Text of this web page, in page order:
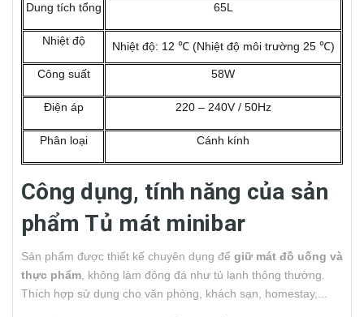
Dung tích tổng 65L
Nhiệt độ Nhiệt độ: 12 ℃ (Nhiệt độ môi trường 25 ℃)
Công suất 58W
Điện áp 220 – 240V / 50Hz
Phân loại Cánh kính
Công dụng, tính năng của sản
phẩm Tủ mát minibar
Sản phẩm được thiết kế chuyên dụng để giữ mát đồ uống và
thực phẩm , không làm đông đá như tủ lạnh thông thường.
Thích hợp sử dụng cho văn phòng, khách sạn, homestay,...